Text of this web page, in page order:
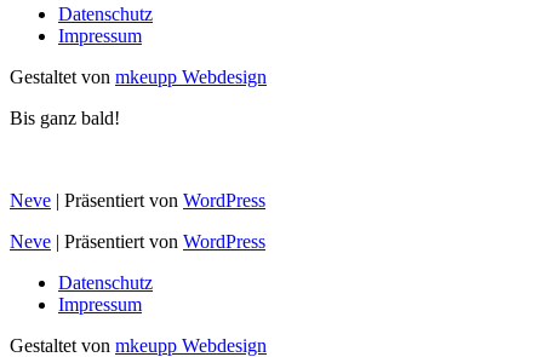
Datenschutz
Impressum
Gestaltet von mkeupp Webdesign
Bis ganz bald!
Neve | Präsentiert von WordPress
Neve | Präsentiert von WordPress
Datenschutz
Impressum
Gestaltet von mkeupp Webdesign